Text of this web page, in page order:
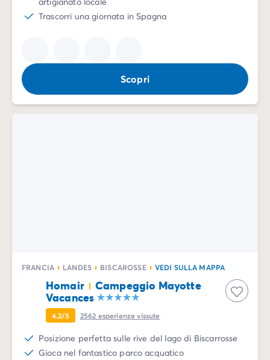
Trascorri una giornata in Spagna
Scopri
FRANCIA LANDES BISCAROSSE VEDI SULLA MAPPA
Homair
Campeggio Mayotte
Vacances
4.2/5 2562 esperienze vissute
Posizione perfetta sulle rive del lago di Biscarrosse
Gioca nel fantastico parco acquatico